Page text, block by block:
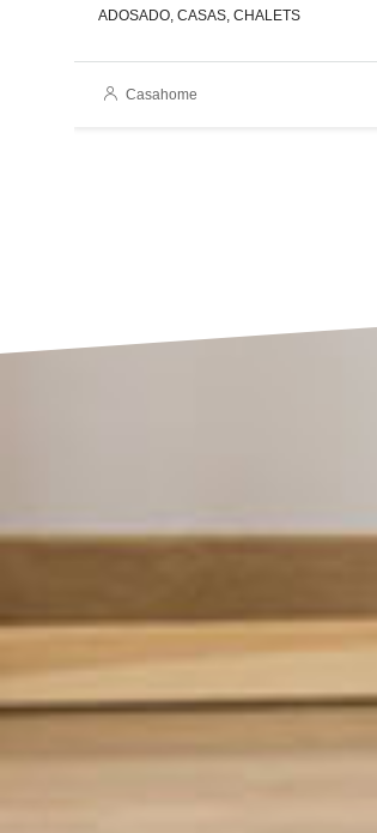
ADOSADO, CASAS, CHALETS
Casahome